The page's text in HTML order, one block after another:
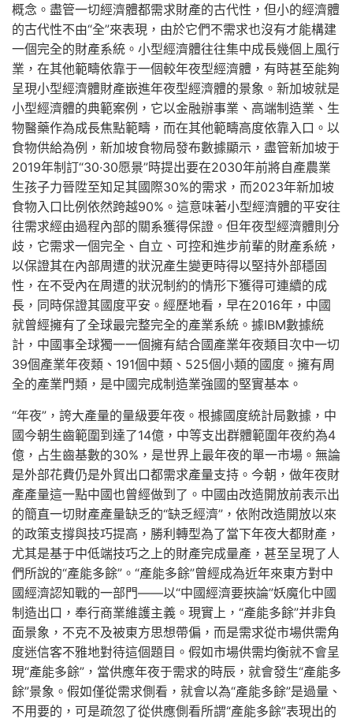
概念。盡管一切經濟體都需求財產的古代性，但小的經濟體
的古代性不由“全”來表現，由於它們不需求也沒有才能構建
一個完全的財產系統。小型經濟體往往集中成長幾個上風行
業，在其他範疇依靠于一個較年夜型經濟體，有時甚至能夠
呈現小型經濟體財產嵌進年夜型經濟體的景象。新加坡就是
小型經濟體的典範案例，它以金融辦事業、高端制造業、生
物醫藥作為成長焦點範疇，而在其他範疇高度依靠入口。以
食物供給為例，新加坡食物局發布數據顯示，盡管新加坡于
2019年制訂“30·30愿景”時提出要在2030年前將自產農業
生孩子力晉陞至知足其國際30%的需求，而2023年新加坡
食物入口比例依然跨越90%。這意味著小型經濟體的平安往
往需求經由過程內部的關系獲得保證。但年夜型經濟體則分
歧，它需求一個完全、自立、可控和進步前輩的財產系統，
以保證其在內部周遭的狀況產生變更時得以堅持外部穩固
性，在不受內在周遭的狀況制約的情形下獲得可連續的成
長，同時保證其國度平安。經歷地看，早在2016年，中國
就曾經擁有了全球最完整完全的產業系統。據IBM數據統
計，中國事全球獨一一個擁有結合國產業年夜類目次中一切
39個產業年夜類、191個中類、525個小類的國度。擁有周
全的產業門類，是中國完成制造業強國的堅實基本。
“年夜”，誇大產量的量級要年夜。根據國度統計局數據，中
國今朝生齒範圍到達了14億，中等支出群體範圍年夜約為4
億，占生齒基數的30%，是世界上最年夜的單一市場。無論
是外部花費仍是外貿出口都需求產量支持。今朝，做年夜財
產產量這一點中國也曾經做到了。中國由改造開放前表示出
的簡直一切財產產量缺乏的“缺乏經濟”，依附改造開放以來
的政策支撐與技巧提高，勝利轉型為了當下年夜大都財產，
尤其是基于中低端技巧之上的財產完成量產，甚至呈現了人
們所說的“產能多餘”。“產能多餘”曾經成為近年來東方對中
國經濟認知戰的一部門——以“中國經濟要挾論”妖魔化中國
制造出口，奉行商業維護主義。現實上，“產能多餘”并非負
面景象，不克不及被東方思想帶偏，而是需求從市場供需角
度迷信客不雅地對待這個題目。假如市場供需均衡就不會呈
現“產能多餘”，當供應年夜于需求的時辰，就會發生“產能多
餘”景象。假如僅從需求側看，就會以為“產能多餘”是過量、
不用要的，可是疏忽了從供應側看所謂“產能多餘”表現出的